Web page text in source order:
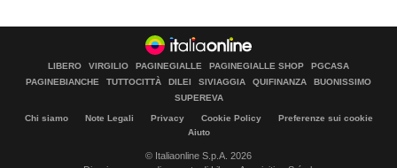
LIBERO VIRGILIO PAGINEGIALLE PAGINEGIALLE SHOP
PGCASA
PAGINEBIANCHE
TUTTOCITTÀ DILEI SIVIAGGIA QUIFINANZA
BUONISSIMO
SUPEREVA
Chi siamo Note Legali Privacy Cookie Policy
Preferenze sui cookie
Aiuto
© Italiaonline S.p.A. 2026